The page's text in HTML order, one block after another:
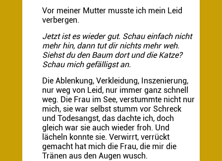
Vor meiner Mutter musste ich mein Leid
verbergen.
Jetzt ist es wieder gut. Schau einfach nicht
mehr hin, dann tut dir nichts mehr weh.
Siehst du den Baum dort und die Katze?
Schau mich gefälligst an.
Die Ablenkung, Verkleidung, Inszenierung,
nur weg von Leid, nur immer ganz schnell
weg. Die Frau im See, verstummte nicht nur
mich, sie war selbst stumm vor Schreck
und Todesangst, das dachte ich, doch
gleich war sie auch wieder froh. Und
lächeln konnte sie. Verwirrt, verrückt
gemacht hat mich die Frau, die mir die
Tränen aus den Augen wusch.